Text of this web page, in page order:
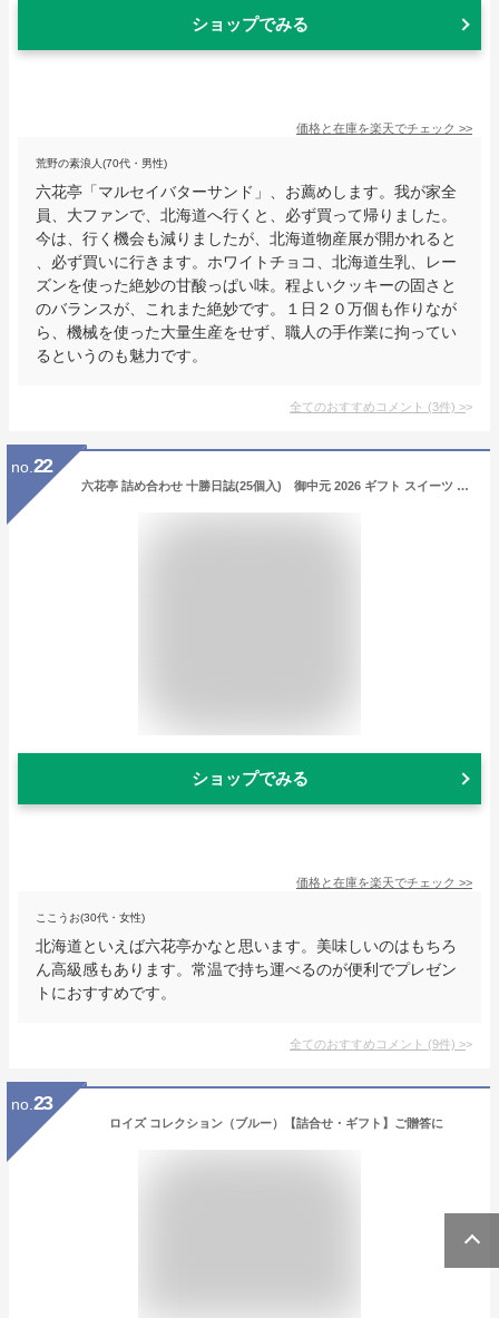
ショップでみる
価格と在庫を楽天でチェック >>
荒野の素浪人(70代・男性)
六花亭「マルセイバターサンド」、お薦めします。我が家全
員、大ファンで、北海道へ行くと、必ず買って帰りました。
今は、行く機会も減りましたが、北海道物産展が開かれると
、必ず買いに行きます。ホワイトチョコ、北海道生乳、レー
ズンを使った絶妙の甘酸っぱい味。程よいクッキーの固さと
のバランスが、これまた絶妙です。１日２０万個も作りなが
ら、機械を使った大量生産をせず、職人の手作業に拘ってい
るというのも魅力です。
全てのおすすめコメント (3件) >
no. 22
六花亭 詰め合わせ 十勝日誌(25個入) 御中元 2026 ギフト スイーツ ギフト お見舞い 帯広 お菓子 職場復帰 詰合せ 菓子折り 有名 個包装 誕生日 内祝い 退職 お祝い 転勤 お礼 お返し 御供 感謝 弔辞用包装(仏包装)可能
ショップでみる
価格と在庫を楽天でチェック >>
ここうお(30代・女性)
北海道といえば六花亭かなと思います。美味しいのはもちろ
ん高級感もあります。常温で持ち運べるのが便利でプレゼン
トにおすすめです。
全てのおすすめコメント (9件) >
no. 23
ロイズ コレクション（ブルー）【詰合せ・ギフト】ご贈答に